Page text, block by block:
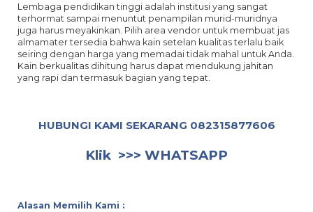
Lembaga pendidikan tinggi adalah institusi yang sangat
terhormat sampai menuntut penampilan murid-muridnya
juga harus meyakinkan. Pilih area vendor untuk membuat jas
almamater tersedia bahwa kain setelan kualitas terlalu baik
seiring dengan harga yang memadai tidak mahal untuk Anda.
Kain berkualitas dihitung harus dapat mendukung jahitan
yang rapi dan termasuk bagian yang tepat.
HUBUNGI KAMI SEKARANG 082315877606
Klik >>> WHATSAPP
Alasan Memilih Kami :